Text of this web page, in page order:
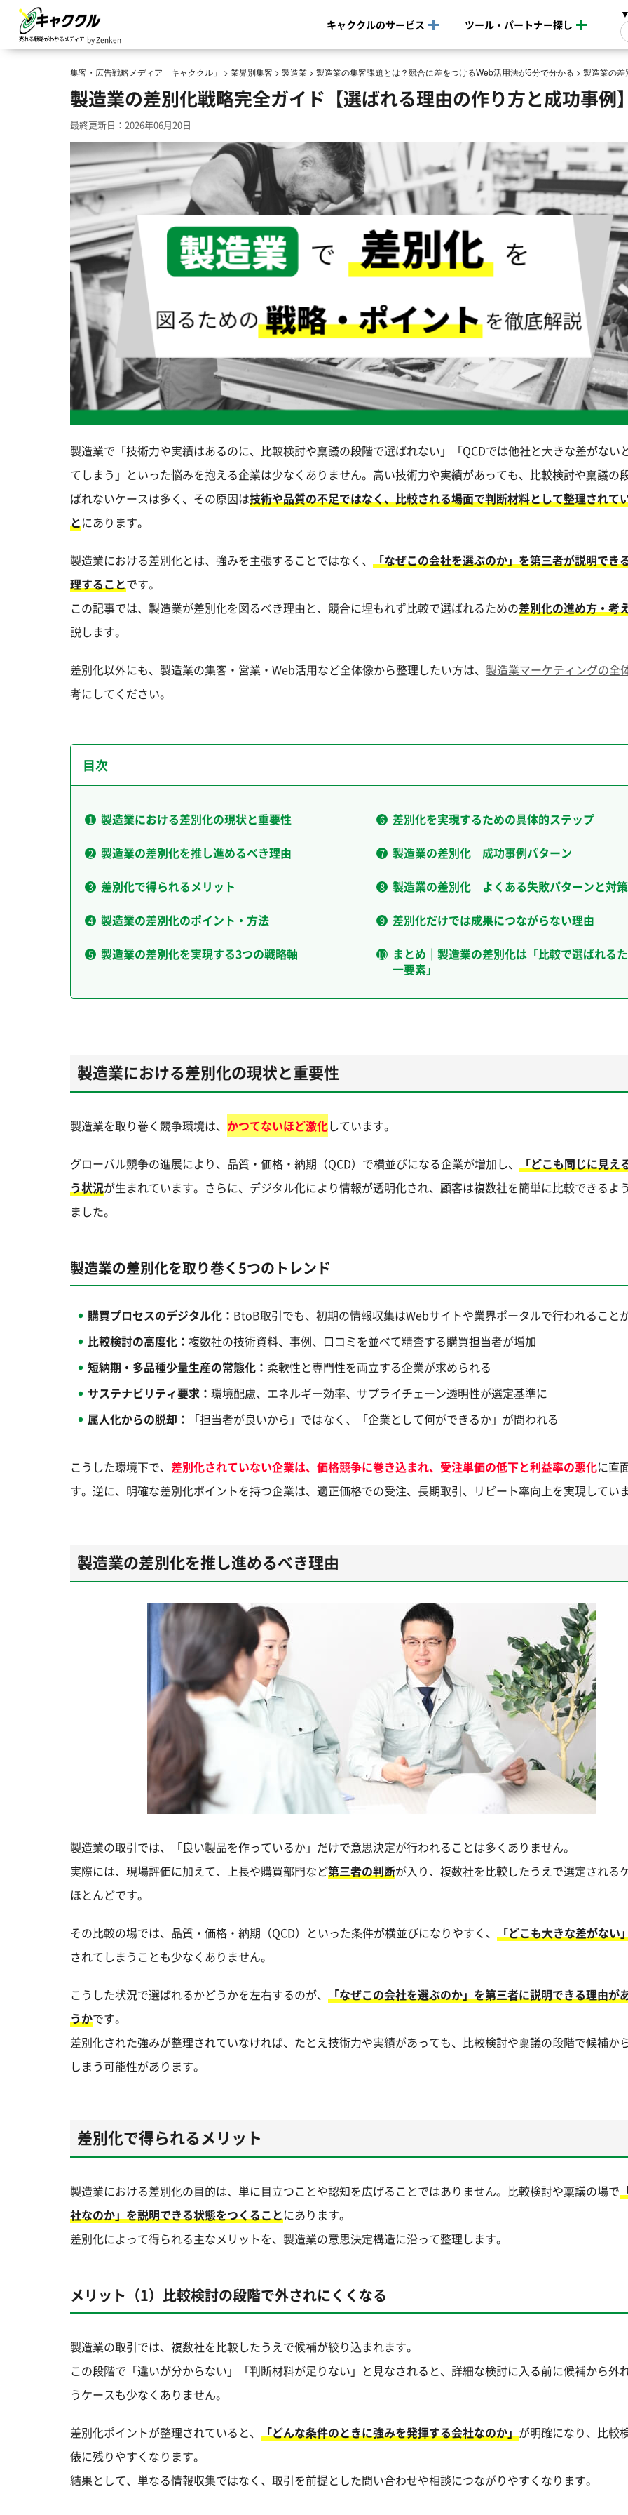
by Zenken
キャククルのサービス ツール・パートナー探し
集客・広告戦略メディア「キャククル」 > 業界別集客 > 製造業 > 製造業の集客課題とは？競合に差をつけるWeb活用法が5分で分かる > 製造業の差
製造業の差別化戦略完全ガイド【選ばれる理由の作り方と成功事例
最終更新日：2026年06月20日
製造業で「技術力や実績はあるのに、比較検討や稟議の段階で選ばれない」「QCDでは他社と大きな差がない
てしまう」といった悩みを抱える企業は少なくありません。高い技術力や実績があっても、比較検討や稟議の
ばれないケースは多く、その原因は技術や品質の不足ではなく、比較される場面で判断材料として整理されて
とにあります。
製造業における差別化とは、強みを主張することではなく、 「なぜこの会社を選ぶのか」を第三者が説明でき
理することです。
この記事では、製造業が差別化を図るべき理由と、競合に埋もれず比較で選ばれるための差別化の進め方・考
説します。
差別化以外にも、製造業の集客・営業・Web活用など全体像から整理したい方は、 製造業マーケティングの全
考にしてください。
目次
製造業における差別化の現状と重要性
製造業の差別化を推し進めるべき理由
差別化で得られるメリット
製造業の差別化のポイント・方法
製造業の差別化を実現する3つの戦略軸
差別化を実現するための具体的ステップ
製造業の差別化 成功事例パターン
製造業の差別化 よくある失敗パターンと対策
差別化だけでは成果につながらない理由
まとめ｜製造業の差別化は「比較で選ばれる
一要素」
製造業における差別化の現状と重要性
製造業を取り巻く競争環境は、 かつてないほど激化しています。
グローバル競争の進展により、品質・価格・納期（QCD）で横並びになる企業が増加し、 「どこも同じに見え
う状況が生まれています。さらに、デジタル化により情報が透明化され、顧客は複数社を簡単に比較できるよ
ました。
製造業の差別化を取り巻く5つのトレンド
購買プロセスのデジタル化： BtoB取引でも、初期の情報収集はWebサイトや業界ポータルで行われること
比較検討の高度化： 複数社の技術資料、事例、口コミを並べて精査する購買担当者が増加
短納期・多品種少量生産の常態化： 柔軟性と専門性を両立する企業が求められる
サステナビリティ要求： 環境配慮、エネルギー効率、サプライチェーン透明性が選定基準に
属人化からの脱却：
「担当者が良いから」ではなく、「企業として何ができるか」が問われる
こうした環境下で、 差別化されていない企業は、価格競争に巻き込まれ、受注単価の低下と利益率の悪化に直
す。逆に、明確な差別化ポイントを持つ企業は、適正価格での受注、長期取引、リピート率向上を実現してい
製造業の差別化を推し進めるべき理由
製造業の取引では、「良い製品を作っているか」だけで意思決定が行われることは多くありません。
実際には、現場評価に加えて、上長や購買部門など第三者の判断が入り、複数社を比較したうえで選定される
ほとんどです。
その比較の場では、品質・価格・納期（QCD）といった条件が横並びになりやすく、 「どこも大きな差がない
されてしまうことも少なくありません。
こうした状況で選ばれるかどうかを左右するのが、 「なぜこの会社を選ぶのか」を第三者に説明できる理由が
うかです。
差別化された強みが整理されていなければ、たとえ技術力や実績があっても、比較検討や稟議の段階で候補か
しまう可能性があります。
差別化で得られるメリット
製造業における差別化の目的は、単に目立つことや認知を広げることではありません。比較検討や稟議の場で
社なのか」を説明できる状態をつくることにあります。
差別化によって得られる主なメリットを、製造業の意思決定構造に沿って整理します。
メリット（1）比較検討の段階で外されにくくなる
製造業の取引では、複数社を比較したうえで候補が絞り込まれます。
この段階で「違いが分からない」「判断材料が足りない」と見なされると、詳細な検討に入る前に候補から外
うケースも少なくありません。
差別化ポイントが整理されていると、 「どんな条件のときに強みを発揮する会社なのか」が明確になり、比較
俵に残りやすくなります。
結果として、単なる情報収集ではなく、取引を前提とした問い合わせや相談につながりやすくなります。